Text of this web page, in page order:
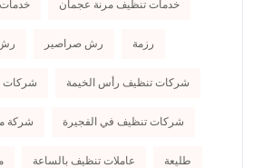
خدمات تنظيف مرنة عجمان
رزمة رش صراصير رش
شركات تنظيف رأس الخيمة شركات
شركات تنظيف في الفجيرة شركة
طليعة عاملات تنظيف بالساعة